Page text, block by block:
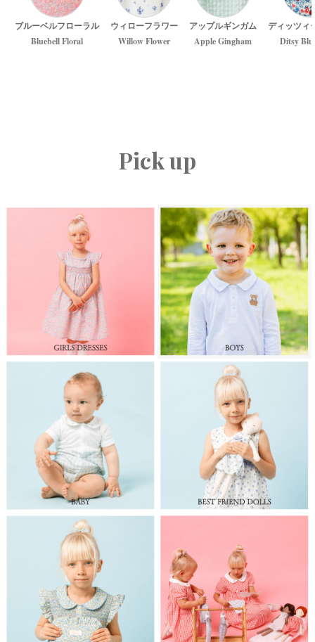
ブルーベルフローラル
Bluebell Floral
ウィローフラワー
Willow Flower
アップルギンガム
Apple Gingham
ディッツィ
Ditsy
Pick up